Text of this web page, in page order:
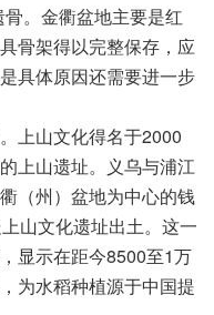
。金衢盆地主要是红
骨架得以完整保存，应
具体原因还需要进一步
上山文化得名于2000
上山遗址。义乌与浦江
（州）盆地为中心的钱
山文化遗址出土。这一
显示在距今8500至1万
为水稻种植源于中国提